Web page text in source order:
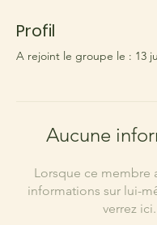
Profil
A rejoint le groupe le : 13
Aucune
Lorsque ce membre
informations sur lui-
verrez ici.